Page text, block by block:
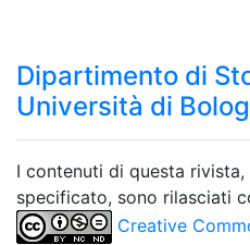
Dipartimento di
Università di
I contenuti di questa
specificato, sono rilasciati
Creative